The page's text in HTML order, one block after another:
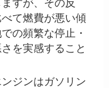
すが、その反
て燃費が悪い傾
の頻繁な停止・
を実感すること
ンジンはガソリン